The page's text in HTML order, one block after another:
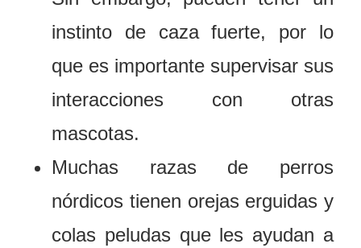
instinto de caza fuerte, por lo
que es importante supervisar sus
interacciones con otras
mascotas.
Muchas razas de perros
nórdicos tienen orejas erguidas y
colas peludas que les ayudan a